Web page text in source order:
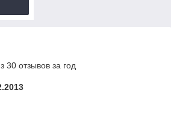
30 отзывов за год